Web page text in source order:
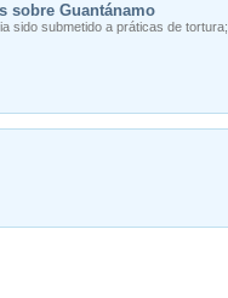
sobre Guantánamo
sido submetido a práticas de tortura;